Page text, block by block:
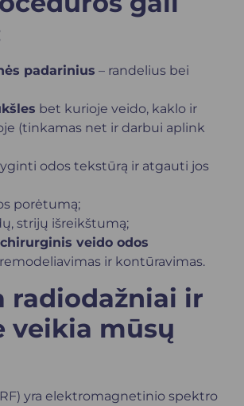
padarinius – randelius bei
bet kurioje veido, kaklo ir
(tinkamas net ir darbui aplink
odos tekstūrą ir atgauti jos
porėtumą;
strijų išreikštumą;
veido odos
ir kontūravimas.
radiodažniai ir
veikia mūsų
yra elektromagnetinio spektro